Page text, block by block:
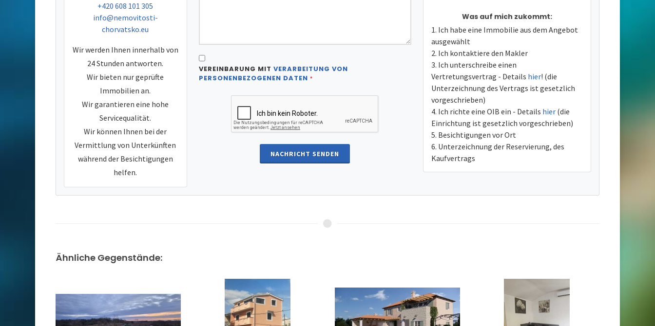
tel:
+420 608 101 305
e-mail:
info@nemovitosti-
chorvatsko.eu
Wir werden Ihnen innerhalb von
24 Stunden antworten.
Wir bieten nur geprüfte
Immobilien an.
Wir garantieren eine hohe
Servicequalität.
Wir können Ihnen bei der
Vermittlung von Unterkünften
während der Besichtigungen
helfen.
VEREINBARUNG MIT VERARBEITUNG VON
PERSONENBEZOGENEN DATEN *
NACHRICHT SENDEN
Was auf mich zukommt:
Ich habe eine Immobilie aus dem Angebot
ausgewählt
Ich kontaktiere den Makler
Ich unterschreibe einen
Vertretungsvertrag - Details hier! (die
Unterzeichnung des Vertrags ist gesetzlich
vorgeschrieben)
Ich richte eine OIB ein - Details hier (die
Einrichtung ist gesetzlich vorgeschrieben)
Besichtigungen vor Ort
Unterzeichnung der Reservierung, des
Kaufvertrags
Ähnliche Gegenstände: